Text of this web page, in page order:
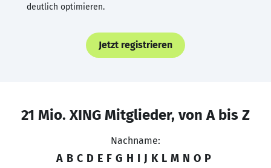
deutlich optimieren.
Jetzt registrieren
21 Mio. XING Mitglieder, von A bis Z
Nachname:
A B C D E F G H I J K L M N O P